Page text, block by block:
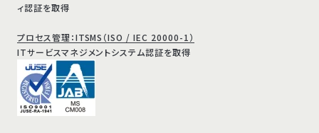
ィ認証を取得
プロセス管理：ITSMS（ISO / IEC 20000-1）
ITサービスマネジメントシステム認証を取得